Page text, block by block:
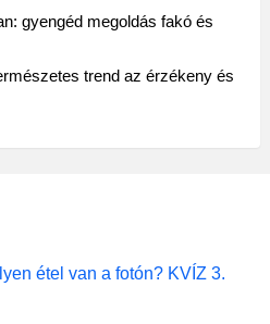
gyengéd megoldás fakó és
trend az érzékeny és
étel van a fotón? KVÍZ 3.